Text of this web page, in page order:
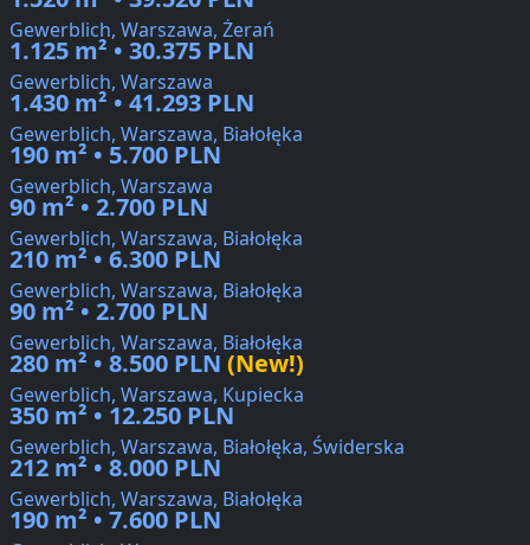
Gewerblich, Warszawa, Żerań
1.125 m² • 30.375 PLN
Gewerblich, Warszawa
1.430 m² • 41.293 PLN
Gewerblich, Warszawa, Białołęka
190 m² • 5.700 PLN
Gewerblich, Warszawa
90 m² • 2.700 PLN
Gewerblich, Warszawa, Białołęka
210 m² • 6.300 PLN
Gewerblich, Warszawa, Białołęka
90 m² • 2.700 PLN
Gewerblich, Warszawa, Białołęka
280 m² • 8.500 PLN (New!)
Gewerblich, Warszawa, Kupiecka
350 m² • 12.250 PLN
Gewerblich, Warszawa, Białołęka, Świderska
212 m² • 8.000 PLN
Gewerblich, Warszawa, Białołęka
190 m² • 7.600 PLN